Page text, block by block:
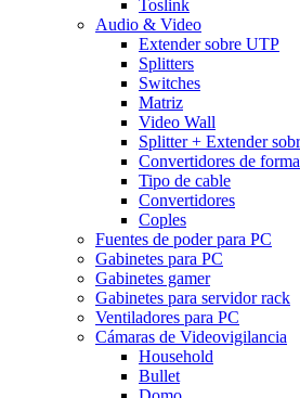
Toslink
Audio & Video
Extender sobre UTP
Splitters
Switches
Matriz
Video Wall
Splitter + Extender
Convertidores de
Tipo de cable
Convertidores
Coples
Fuentes de poder para PC
Gabinetes para PC
Gabinetes gamer
Gabinetes para servidor rack
Ventiladores para PC
Cámaras de Videovigilancia
Household
Bullet